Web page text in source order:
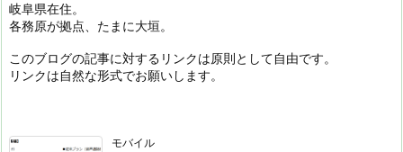
岐阜県在住。
各務原が拠点、たまに大垣。
このブログの記事に対するリンクは原則として自由です。
リンクは自然な形式でお願いします。
モバイル